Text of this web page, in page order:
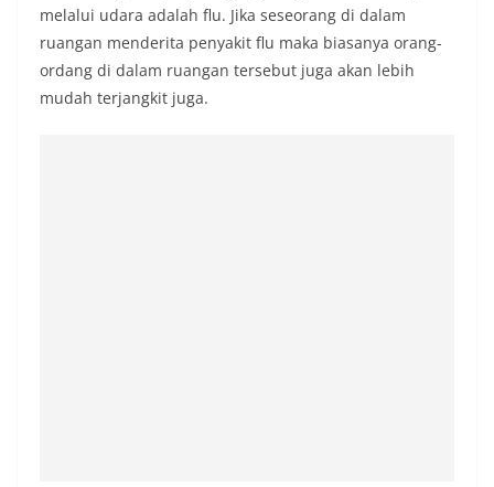
melalui udara adalah flu. Jika seseorang di dalam
ruangan menderita penyakit flu maka biasanya orang-
ordang di dalam ruangan tersebut juga akan lebih
mudah terjangkit juga.